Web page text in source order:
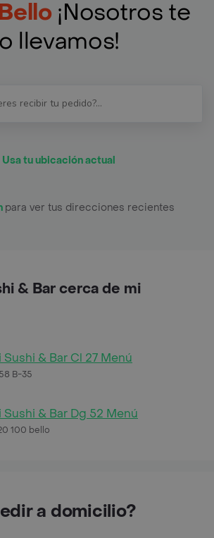
¡Nosotros te
llevamos!
Usa tu ubicación actual
para ver tus direcciones recientes
& Bar cerca de mi
Sushi & Bar Cl 27 Menú
B-35
Sushi & Bar Dg 52 Menú
100 bello
a domicilio?